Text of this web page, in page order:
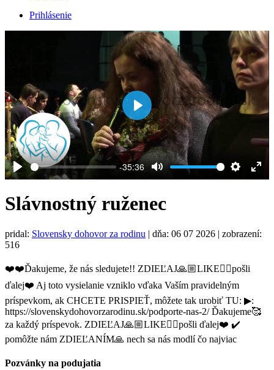
Prihlásenie
Play
-35:36
Mute Settings
Play
Slávnostný ruženec
pridal: Slovensky dohovor za rodinu | dňa: 06 07 2026 | zobrazení:
516
❤️❤️Ďakujeme, že nás sledujete!! ZDIEĽAJ🙏🏼LIKE👍🏼pošli
ďalej❤️ Aj toto vysielanie vzniklo vďaka Vaším pravidelným
príspevkom, ak CHCETE PRISPIEŤ, môžete tak urobiť TU: ▶:
https://slovenskydohovorzarodinu.sk/podporte-nas-2/ Ďakujeme🥰
za každý príspevok. ZDIEĽAJ🙏🏼LIKE👍🏼pošli ďalej❤️ ✔️
pomôžte nám ZDIEĽANÍM🙏 nech sa nás modlí čo najviac
Pozvánky na podujatia